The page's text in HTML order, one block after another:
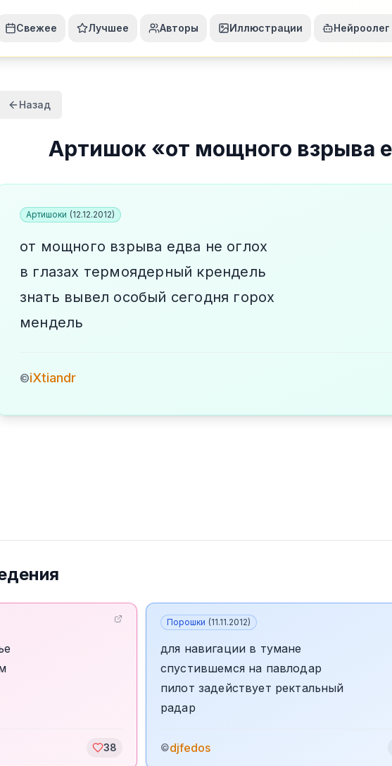
Свежее Лучшее Авторы Иллюстрации Нейроолег
Назад
Артишок «от мощного взрыва
Артишоки (12.12.2012)
от мощного взрыва едва не оглох
в глазах термоядерный крендель
знать вывел особый сегодня горох
мендель
©iXtiandr
38
Порошки (11.11.2012)
для навигации в тумане
спустившемся на павлодар
пилот задействует ректальный
радар
©djfedos